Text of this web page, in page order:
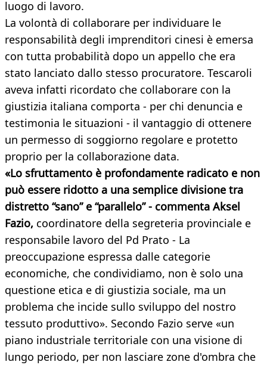
luogo di lavoro.
La volontà di collaborare per individuare le
responsabilità degli imprenditori cinesi è emersa
con tutta probabilità dopo un appello che era
stato lanciato dallo stesso procuratore. Tescaroli
aveva infatti ricordato che collaborare con la
giustizia italiana comporta - per chi denuncia e
testimonia le situazioni - il vantaggio di ottenere
un permesso di soggiorno regolare e protetto
proprio per la collaborazione data.
«Lo sfruttamento è profondamente radicato e non
può essere ridotto a una semplice divisione tra
distretto “sano” e “parallelo” - commenta Aksel
Fazio, coordinatore della segreteria provinciale e
responsabile lavoro del Pd Prato - La
preoccupazione espressa dalle categorie
economiche, che condividiamo, non è solo una
questione etica e di giustizia sociale, ma un
problema che incide sullo sviluppo del nostro
tessuto produttivo». Secondo Fazio serve «un
piano industriale territoriale con una visione di
lungo periodo, per non lasciare zone d'ombra che